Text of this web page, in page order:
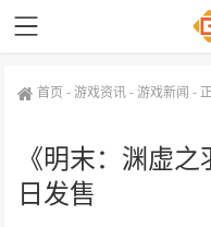
首页 -游戏资讯-游戏新闻 -
《明末：渊虚
日发售